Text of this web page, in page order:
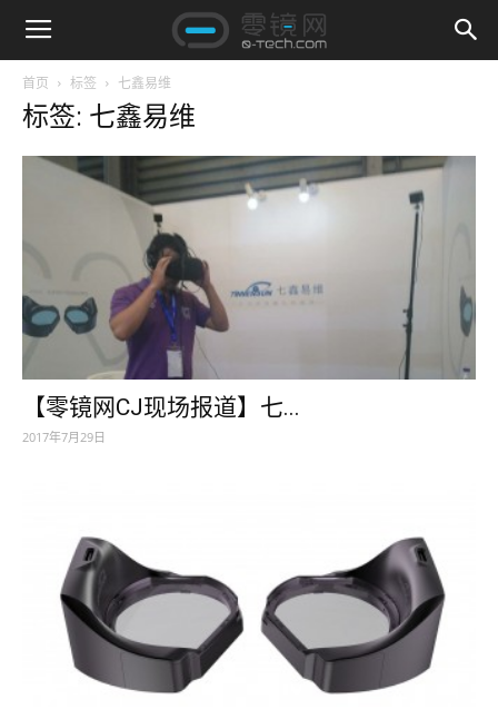
首页 标签 七鑫易维
标签: 七鑫易维
【零镜网CJ现场报道】七...
2017年7月29日